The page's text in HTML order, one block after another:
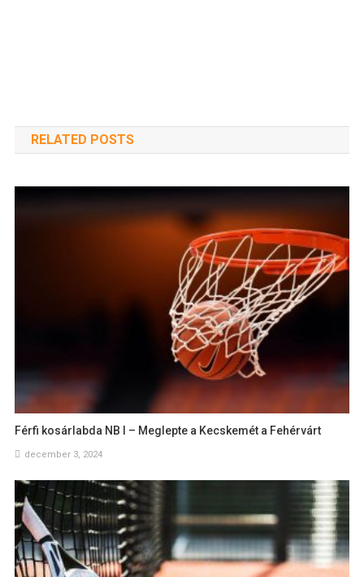
RELATED POSTS
Férfi kosárlabda NB I – Meglepte a Kecskemét a Fehérvárt
december 3, 2024